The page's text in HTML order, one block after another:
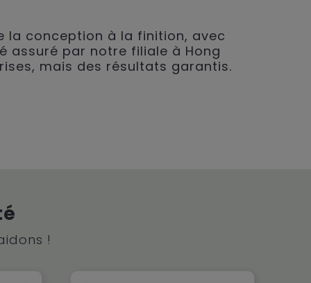
la conception à la finition, avec
assuré par notre filiale à Hong
mais des résultats garantis.
!